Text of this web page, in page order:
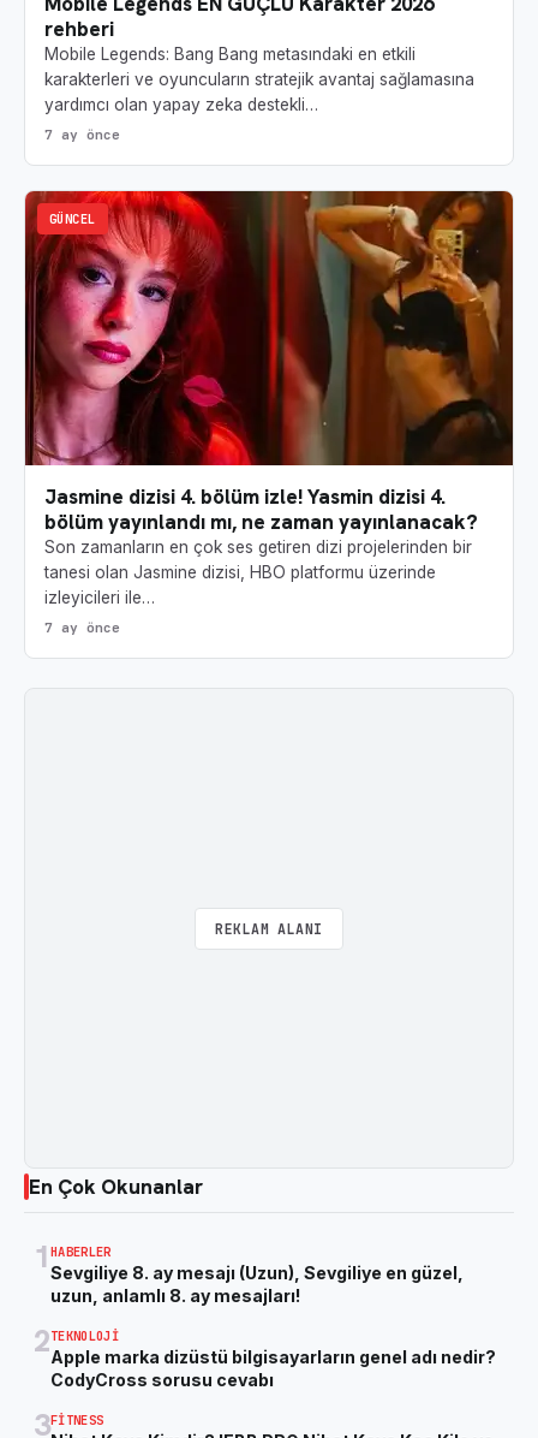
rehberi
Mobile Legends: Bang Bang metasındaki en etkili
karakterleri ve oyuncuların stratejik avantaj sağlamasına
yardımcı olan yapay zeka destekli…
7 ay önce
GÜNCEL
Jasmine dizisi 4. bölüm izle! Yasmin dizisi 4.
bölüm yayınlandı mı, ne zaman yayınlanacak?
Son zamanların en çok ses getiren dizi projelerinden bir
tanesi olan Jasmine dizisi, HBO platformu üzerinde
izleyicileri ile…
7 ay önce
REKLAM ALANI
En Çok Okunanlar
1 HABERLER
Sevgiliye 8. ay mesajı (Uzun), Sevgiliye en güzel,
uzun, anlamlı 8. ay mesajları!
2TEKNOLOJI
Apple marka dizüstü bilgisayarların genel adı nedir?
CodyCross sorusu cevabı
3FITNESS